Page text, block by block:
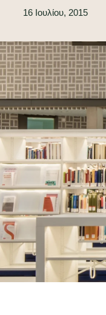
16 Ιουλίου, 2015